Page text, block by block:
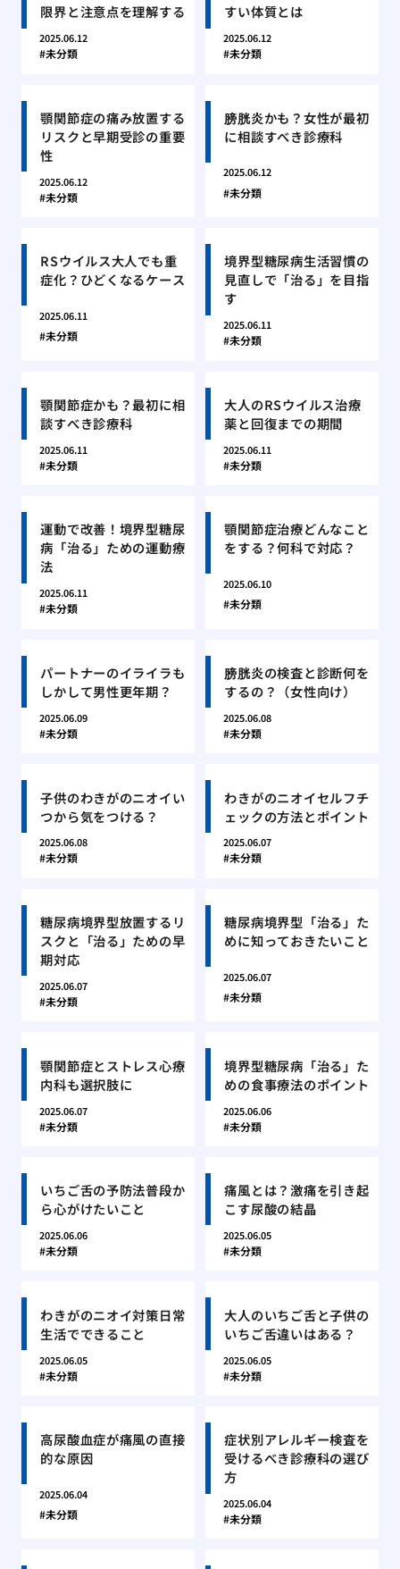
限界と注意点を理解する
2025.06.12
未分類
すい体質とは
2025.06.12
未分類
顎関節症の痛み放置する
リスクと早期受診の重要
性
2025.06.12
未分類
膀胱炎かも？女性が最初
に相談すべき診療科
2025.06.12
未分類
RSウイルス大人でも重
症化？ひどくなるケース
2025.06.11
未分類
境界型糖尿病生活習慣の
見直しで「治る」を目指
す
2025.06.11
未分類
顎関節症かも？最初に相
談すべき診療科
2025.06.11
未分類
大人のRSウイルス治療
薬と回復までの期間
2025.06.11
未分類
運動で改善！境界型糖尿
病「治る」ための運動療
法
2025.06.11
未分類
顎関節症治療どんなこと
をする？何科で対応？
2025.06.10
未分類
パートナーのイライラも
しかして男性更年期？
2025.06.09
未分類
膀胱炎の検査と診断何を
するの？（女性向け）
2025.06.08
未分類
子供のわきがのニオイい
つから気をつける？
2025.06.08
未分類
わきがのニオイセルフチ
ェックの方法とポイント
2025.06.07
未分類
糖尿病境界型放置するリ
スクと「治る」ための早
期対応
2025.06.07
未分類
糖尿病境界型「治る」た
めに知っておきたいこと
2025.06.07
未分類
顎関節症とストレス心療
内科も選択肢に
2025.06.07
未分類
境界型糖尿病「治る」た
めの食事療法のポイント
2025.06.06
未分類
いちご舌の予防法普段か
ら心がけたいこと
2025.06.06
未分類
痛風とは？激痛を引き起
こす尿酸の結晶
2025.06.05
未分類
わきがのニオイ対策日常
生活でできること
2025.06.05
未分類
大人のいちご舌と子供の
いちご舌違いはある？
2025.06.05
未分類
高尿酸血症が痛風の直接
的な原因
2025.06.04
未分類
症状別アレルギー検査を
受けるべき診療科の選び
方
2025.06.04
未分類